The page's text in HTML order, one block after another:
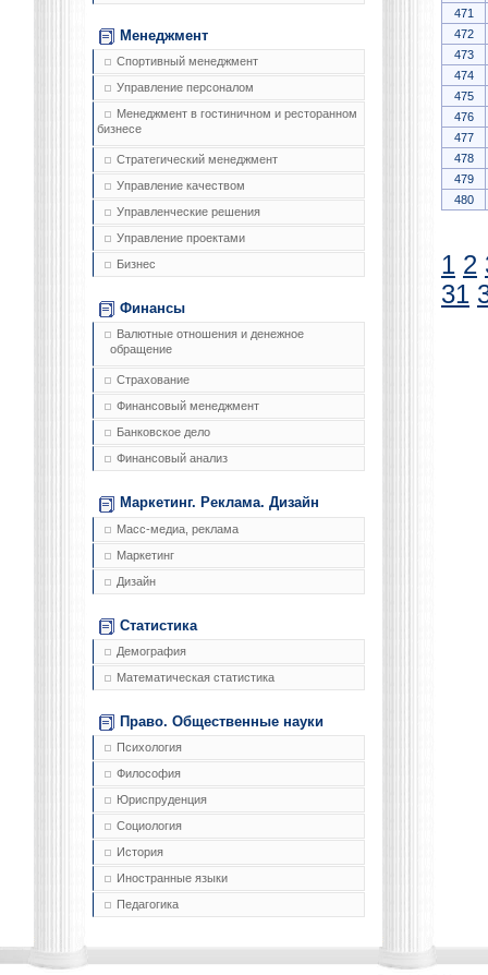
Менеджмент
Спортивный менеджмент
Управление персоналом
Менеджмент в гостиничном и ресторанном
бизнесе
Стратегический менеджмент
Управление качеством
Управленческие решения
Управление проектами
Бизнес
Финансы
Валютные отношения и денежное
обращение
Страхование
Финансовый менеджмент
Банковское дело
Финансовый анализ
Маркетинг. Реклама. Дизайн
Масс-медиа, реклама
Маркетинг
Дизайн
Статистика
Демография
Математическая статистика
Право. Общественные науки
Психология
Философия
Юриспруденция
Социология
История
Иностранные языки
Педагогика
471
472
473
474
475
476
477
478
479
480
1 2
31